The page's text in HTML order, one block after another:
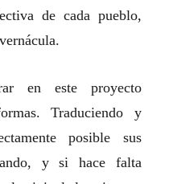
de cada pueblo,
en este proyecto
Traduciendo y
posible sus
y si hace falta